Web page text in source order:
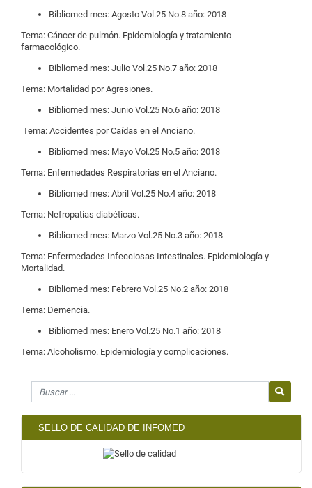
Bibliomed mes: Agosto Vol.25 No.8 año: 2018
​Tema: Cáncer de pulmón. Epidemiología y tratamiento
farmacológico.
Bibliomed mes: Julio Vol.25 No.7 año: 2018
​Tema: Mortalidad por Agresiones.
Bibliomed mes: Junio Vol.25 No.6 año: 2018
​ Tema: Accidentes por Caídas en el Anciano.
Bibliomed mes: Mayo Vol.25 No.5 año: 2018
Tema: Enfermedades Respiratorias en el Anciano.
Bibliomed mes: Abril Vol.25 No.4 año: 2018
Tema: Nefropatías diabéticas.
Bibliomed mes: Marzo Vol.25 No.3 año: 2018
Tema: Enfermedades Infecciosas Intestinales. Epidemiología y
Mortalidad.
Bibliomed mes: Febrero Vol.25 No.2 año: 2018
Tema: Demencia.
Bibliomed mes: Enero Vol.25 No.1 año: 2018
Tema: Alcoholismo. Epidemiología y complicaciones.
Search for
SELLO DE CALIDAD DE INFOMED